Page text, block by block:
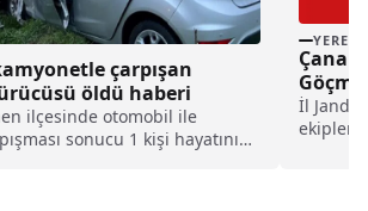
çarpışan
öldü haberi
ilçesinde otomobil ile
sonucu 1 kişi hayatını
YEREL
İl
ekipleri